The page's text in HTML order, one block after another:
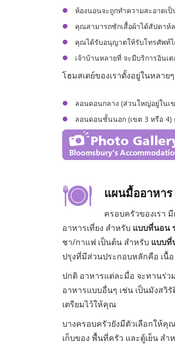
ห้องนอนจะถูกทำความสะอาดเ
คุณสามารถซักเสื้อผ้าได้สัปดาห์
คุณได้รับอนุญาตให้รับโทรศัพท์ไ
เจ้าบ้านหลายที่ จะมีบริการอินเ
โฮมสเตย์ของเราตั้งอยู่ในหลา
ลอนดอนกลาง (ส่วนใหญ่อยู่ในเ
ลอนดอนชั้นนอก (เขต 3 หรือ 4)
แผนมื้ออาหาร
ครอบครัวของเรา
อาหารเที่ยง สำหรับ แบบที่นอน
ชา/กาแฟ เป็นต้น สำหรับ แบบที่
ปรุงที่มีส่วนประกอบหลักคือ เนื้
ปกติ อาหารแต่ละมื่อ จะทานร่ว
อาหารแบบอื่นๆ เช่น เป็นมังสวิ
เตรียมไว้ให้คุณ
บางครอบครัวยังมีตัวเลือกให้คุ
เก็บของ พื้นที่ครัว และตู้เย็น ส